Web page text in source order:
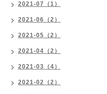
2021-07（1）
2021-06（2）
2021-05（2）
2021-04（2）
2021-03（4）
2021-02（2）